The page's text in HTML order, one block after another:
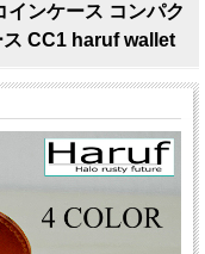
ンケース コンパク
ス CC1 haruf wallet